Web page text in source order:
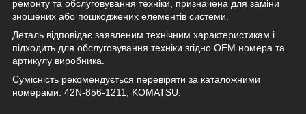
ремонту та обслуговування техніки, призначена для заміни
зношених або пошкоджених елементів системи.
Деталь відповідає заявленим технічним характеристикам і
підходить для обслуговування техніки згідно OEM номера та
артикулу виробника.
Сумісність рекомендується перевіряти за каталожними
номерами: 42N-856-1211, KOMATSU.